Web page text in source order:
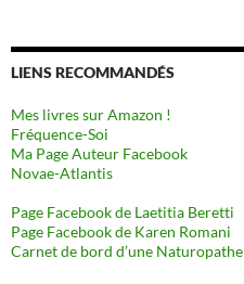
LIENS RECOMMANDÉS
Mes livres sur Amazon !
Fréquence-Soi
Ma Page Auteur Facebook
Novae-Atlantis
Page Facebook de Laetitia Beretti
Page Facebook de Karen Romani
Carnet de bord d’une Naturopathe